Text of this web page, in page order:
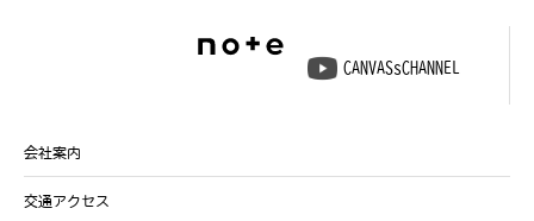
CANVASsCHANNEL
会社案内
交通アクセス